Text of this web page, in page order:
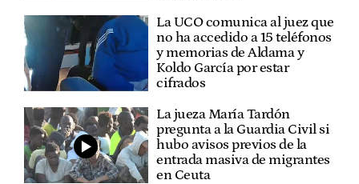
La UCO comunica al juez que
no ha accedido a 15 teléfonos
y memorias de Aldama y
Koldo García por estar
cifrados
La jueza María Tardón
pregunta a la Guardia Civil si
hubo avisos previos de la
entrada masiva de migrantes
en Ceuta